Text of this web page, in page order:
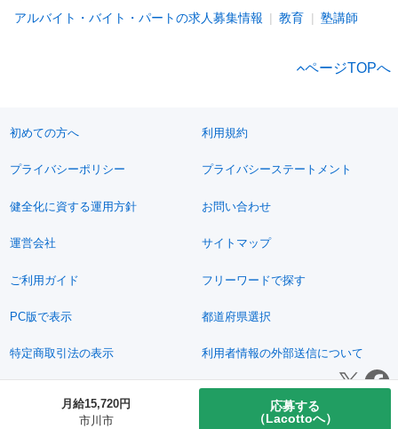
月給15,720円
市川市
応募する
（Lacottoへ）
アルバイト・バイト・パートの求人募集情報 教育 塾講師
ページTOPへ
初めての方へ 利用規約
プライバシーポリシー プライバシーステートメント
健全化に資する運用方針 お問い合わせ
運営会社 サイトマップ
ご利用ガイド フリーワードで探す
PC版で表示 都道府県選択
特定商取引法の表示 利用者情報の外部送信について
© 2011-2026 Jimoty, Inc.